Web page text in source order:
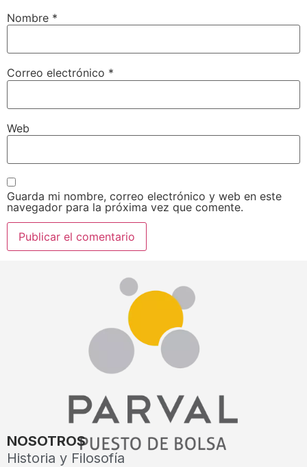
Nombre *
Correo electrónico *
Web
Guarda mi nombre, correo electrónico y web en este
navegador para la próxima vez que comente.
NOSOTROS
Historia y Filosofía